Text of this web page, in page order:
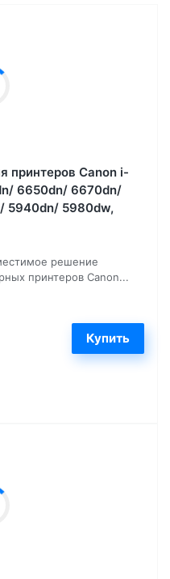
принтеров Canon i-
6650dn/ 6670dn/
5940dn/ 5980dw,
решение
принтеров Canon...